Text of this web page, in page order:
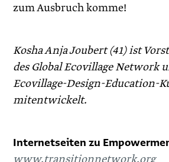
zum Ausbruch komme!
Kosha Anja Joubert (41) ist
des Global Ecovillage Network
Ecovillage-Design-Education-
mitentwickelt.
Internetseiten zu